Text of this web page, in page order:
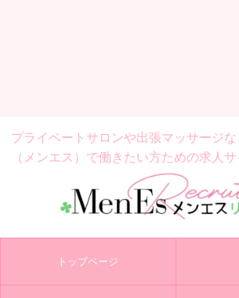
プライベートサロンや出張マッサージな
（メンエス）で働きたい方ための求人サ
トップページ